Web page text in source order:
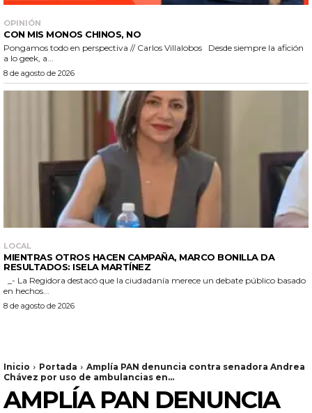
OPINIÓN
CON MIS MONOS CHINOS, NO
Pongamos todo en perspectiva // Carlos Villalobos Desde siempre la afición
a lo geek, a...
8 de agosto de 2026
LOCAL
MIENTRAS OTROS HACEN CAMPAÑA, MARCO BONILLA DA
RESULTADOS: ISELA MARTÍNEZ
en hechos...
8 de agosto de 2026